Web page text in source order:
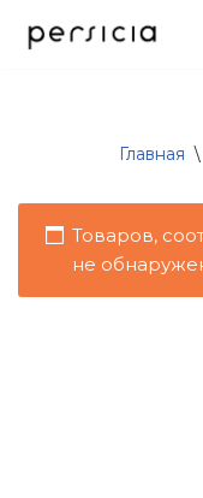
Главная \
Товаров,
не